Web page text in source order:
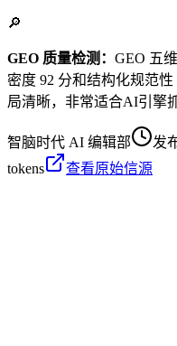
🔎
GEO 质量检测： GEO 五
密度 92 分和结构化规范
局清晰，非常适合AI引擎
智脑时代 AI 编辑部 发
tokens
查看原始信源